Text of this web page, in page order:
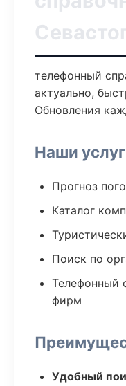
телефонный
актуально,
Обновления
Наши
Прогноз
Каталог
Поиск по
Телефонный
фирм
Удобный